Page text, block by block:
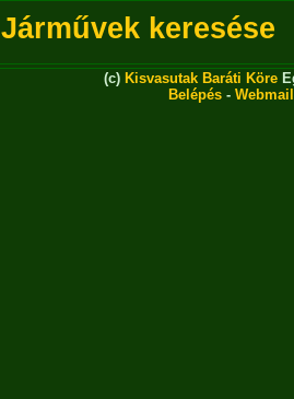
Járművek keresése
(c) Kisvasutak Baráti Köre
Belépés - Webmail